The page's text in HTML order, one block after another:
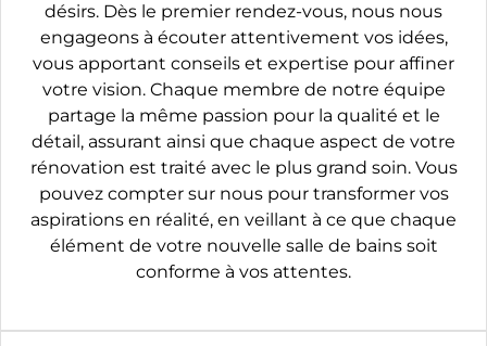
désirs. Dès le premier rendez-vous, nous nous
engageons à écouter attentivement vos idées,
vous apportant conseils et expertise pour affiner
votre vision. Chaque membre de notre équipe
partage la même passion pour la qualité et le
détail, assurant ainsi que chaque aspect de votre
rénovation est traité avec le plus grand soin. Vous
pouvez compter sur nous pour transformer vos
aspirations en réalité, en veillant à ce que chaque
élément de votre nouvelle salle de bains soit
conforme à vos attentes.